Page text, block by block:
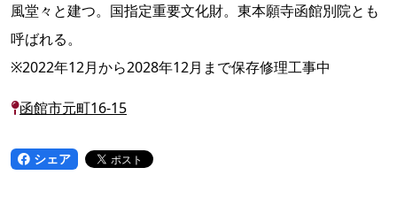
風堂々と建つ。国指定重要文化財。東本願寺函館別院とも
呼ばれる。
※2022年12月から2028年12月まで保存修理工事中
函館市元町16-15
シェア